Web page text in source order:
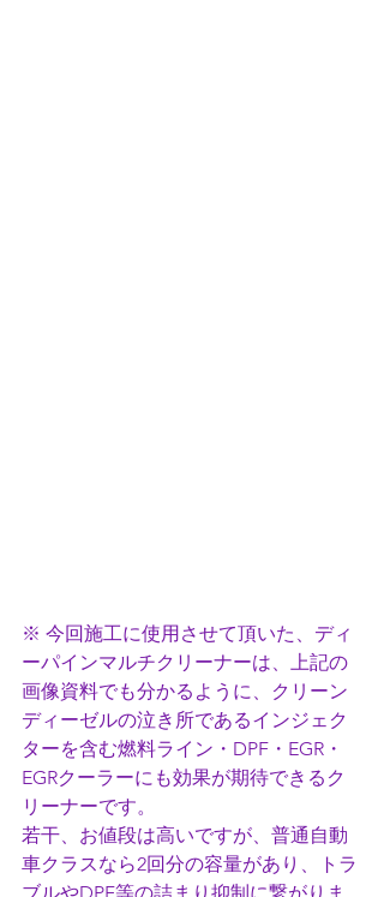
※ 今回施工に使用させて頂いた、ディ
ーパインマルチクリーナーは、上記の
画像資料でも分かるように、クリーン
ディーゼルの泣き所であるインジェク
ターを含む燃料ライン・DPF・EGR・
EGRクーラーにも効果が期待できるク
リーナーです。
若干、お値段は高いですが、普通自動
車クラスなら2回分の容量があり、トラ